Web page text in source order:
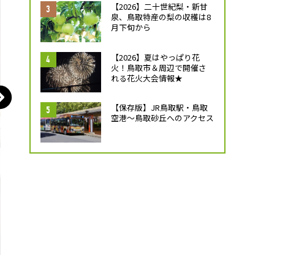
【2026】二十世紀梨・新甘
泉、鳥取特産の梨の収穫は8
月下旬から
【2026】夏はやっぱり花
火！鳥取市＆周辺で開催さ
れる花火大会情報★
【保存版】JR鳥取駅・鳥取
空港～鳥取砂丘へのアクセス